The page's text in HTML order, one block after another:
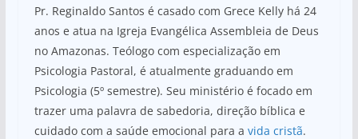
Pr. Reginaldo Santos é casado com Grece Kelly há 24
anos e atua na Igreja Evangélica Assembleia de Deus
no Amazonas. Teólogo com especialização em
Psicologia Pastoral, é atualmente graduando em
Psicologia (5º semestre). Seu ministério é focado em
trazer uma palavra de sabedoria, direção bíblica e
cuidado com a saúde emocional para a vida cristã.